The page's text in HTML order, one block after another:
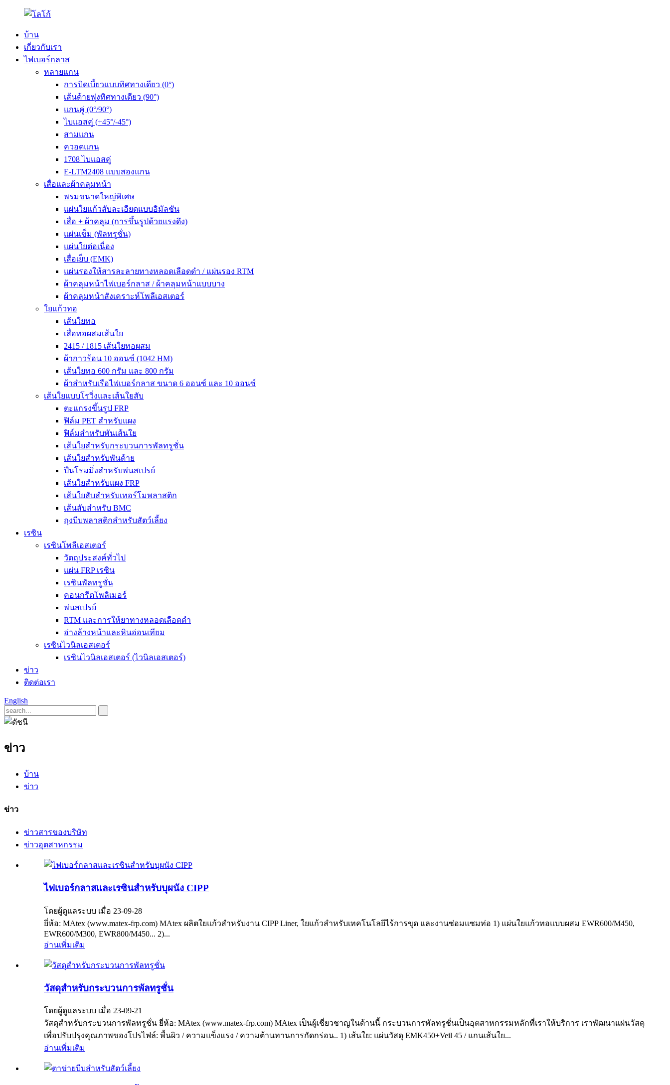
บ้าน
เกี่ยวกับเรา
ไฟเบอร์กลาส
หลายแกน
การบิดเบี้ยวแบบทิศทางเดียว (0°)
เส้นด้ายพุ่งทิศทางเดียว (90°)
แกนคู่ (0°/90°)
ไบแอสคู่ (+45°/-45°)
สามแกน
ควอดแกน
1708 ไบแอสคู่
E-LTM2408 แบบสองแกน
เสื่อและผ้าคลุมหน้า
พรมขนาดใหญ่พิเศษ
แผ่นใยแก้วสับละเอียดแบบอิมัลชัน
เสื่อ + ผ้าคลุม (การขึ้นรูปด้วยแรงดึง)
แผ่นเข็ม (พัลทรูชั่น)
แผ่นใยต่อเนื่อง
เสื่อเย็บ (EMK)
แผ่นรองให้สารละลายทางหลอดเลือดดำ / แผ่นรอง RTM
ผ้าคลุมหน้าไฟเบอร์กลาส / ผ้าคลุมหน้าแบบบาง
ผ้าคลุมหน้าสังเคราะห์โพลีเอสเตอร์
ใยแก้วทอ
เส้นใยทอ
เสื่อทอผสมเส้นใย
2415 / 1815 เส้นใยทอผสม
ผ้ากาวร้อน 10 ออนซ์ (1042 HM)
เส้นใยทอ 600 กรัม และ 800 กรัม
ผ้าสำหรับเรือไฟเบอร์กลาส ขนาด 6 ออนซ์ และ 10 ออนซ์
เส้นใยแบบโรวิ่งและเส้นใยสับ
ตะแกรงขึ้นรูป FRP
ฟิล์ม PET สำหรับแผง
ฟิล์มสำหรับพันเส้นใย
เส้นใยสำหรับกระบวนการพัลทรูชั่น
เส้นใยสำหรับพันด้าย
ปืนโรมมิ่งสำหรับพ่นสเปรย์
เส้นใยสำหรับแผง FRP
เส้นใยสับสำหรับเทอร์โมพลาสติก
เส้นสับสำหรับ BMC
ถุงบีบพลาสติกสำหรับสัตว์เลี้ยง
เรซิน
เรซินโพลีเอสเตอร์
วัตถุประสงค์ทั่วไป
แผ่น FRP เรซิน
เรซินพัลทรูชั่น
คอนกรีตโพลิเมอร์
พ่นสเปรย์
RTM และการให้ยาทางหลอดเลือดดำ
อ่างล้างหน้าและหินอ่อนเทียม
เรซินไวนิลเอสเตอร์
เรซินไวนิลเอสเตอร์ (ไวนิลเอสเตอร์)
ข่าว
ติดต่อเรา
English
ข่าว
บ้าน
ข่าว
ข่าว
ข่าวสารของบริษัท
ข่าวอุตสาหกรรม
ไฟเบอร์กลาสและเรซินสำหรับบุผนัง CIPP
โดยผู้ดูแลระบบ เมื่อ 23-09-28
ยี่ห้อ: MAtex (www.matex-frp.com) MAtex ผลิตใยแก้วสำหรับงาน CIPP Liner, ใยแก้วสำหรับเทคโนโลยีไร้การขุด และงานซ่อมแซมท่อ 1) แผ่นใยแก้วทอแบบผสม EWR600/M450,
EWR600/M300, EWR800/M450... 2)...
อ่านเพิ่มเติม
วัสดุสำหรับกระบวนการพัลทรูชั่น
โดยผู้ดูแลระบบ เมื่อ 23-09-21
วัสดุสำหรับกระบวนการพัลทรูชั่น ยี่ห้อ: MAtex (www.matex-frp.com) MAtex เป็นผู้เชี่ยวชาญในด้านนี้ กระบวนการพัลทรูชั่นเป็นอุตสาหกรรมหลักที่เราให้บริการ เราพัฒนาแผ่นวัสดุ
เพื่อปรับปรุงคุณภาพของโปรไฟล์: พื้นผิว / ความแข็งแรง / ความต้านทานการกัดกร่อน.. 1) เส้นใย: แผ่นวัสดุ EMK450+Veil 45 / แกนเส้นใย...
อ่านเพิ่มเติม